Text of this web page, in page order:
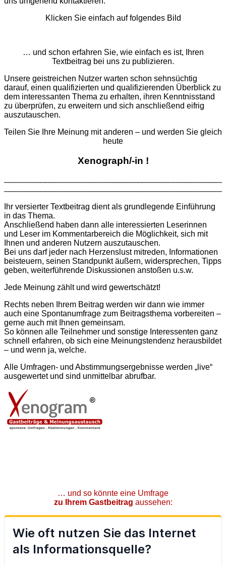
Klicken Sie einfach auf folgendes Bild
… und schon erfahren Sie, wie einfach es ist, Ihren
Textbeitrag bei uns zu publizieren.
Unsere geistreichen Nutzer warten schon sehnsüchtig
darauf, einen qualifizierten und qualifizierenden Überblick zu
dem interessanten Thema zu erhalten, ihren Kenntnisstand
zu überprüfen, zu erweitern und sich anschließend eifrig
auszutauschen.
Teilen Sie Ihre Meinung mit anderen – und werden Sie gleich
heute
Xenograph/-in !
Ihr versierter Textbeitrag dient als grund­legende Ein­führung
in das Thema.
Anschließend haben dann alle interessierten Leserinnen
und Leser im Kommentarbereich die Möglichkeit, sich mit
Ihnen und anderen Nutzern aus­zu­tauschen.
Bei uns darf jeder nach Herzenslust mitreden, Informationen
beisteuern, seinen Standpunkt äußern, widersprechen, Tipps
geben, weiter­führende Diskussionen anstoßen u.s.w.
Jede Meinung zählt und wird gewertschätzt!
Rechts neben Ihrem Beitrag werden wir dann wie immer
auch eine Spontan­umfrage zum Beitragsthema vorbereiten –
gerne auch mit Ihnen gemeinsam.
So können alle Teilnehmer und sonstige Interessenten ganz
schnell erfahren, ob sich eine Meinungstendenz herausbildet
– und wenn ja, welche.
Alle Umfragen- und Abstimmungs­ergebnisse werden „live“
ausgewertet und sind unmittelbar abrufbar.
… und so könnte eine Umfrage
zu Ihrem Gastbeitrag aussehen: